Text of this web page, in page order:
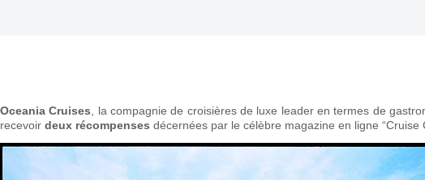
Oceania Cruises , la compagnie de croisières de luxe leader en termes de
recevoir deux récompenses décernées par le célèbre magazine en ligne “Cruise